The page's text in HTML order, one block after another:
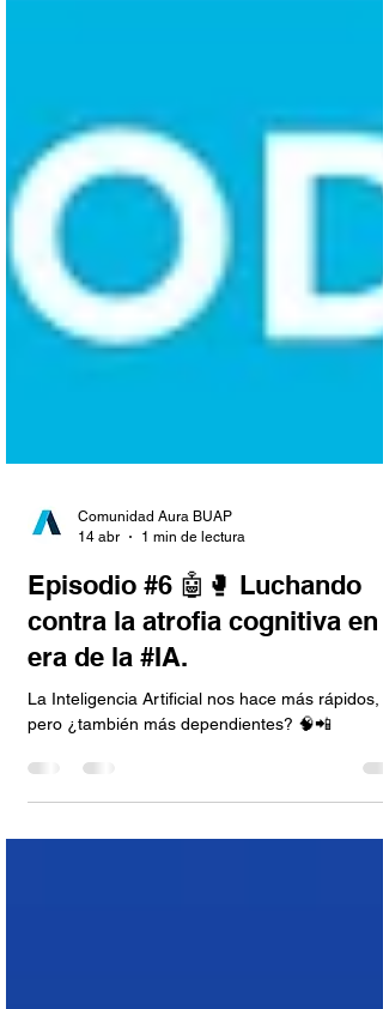
Comunidad Aura BUAP
14 abr
1 min de lectura
Episodio #6 🤖🥊 Luchando
contra la atrofia cognitiva en
era de la #IA.